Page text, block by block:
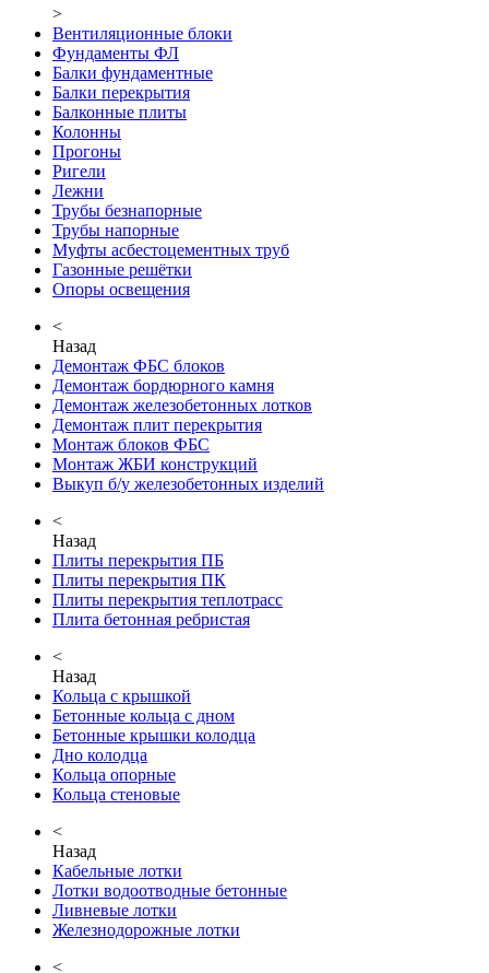
>
Вентиляционные блоки
Фундаменты ФЛ
Балки фундаментные
Балки перекрытия
Балконные плиты
Колонны
Прогоны
Ригели
Лежни
Трубы безнапорные
Трубы напорные
Муфты асбестоцементных труб
Газонные решётки
Опоры освещения
<
Назад
Демонтаж ФБС блоков
Демонтаж бордюрного камня
Демонтаж железобетонных лотков
Демонтаж плит перекрытия
Монтаж блоков ФБС
Монтаж ЖБИ конструкций
Выкуп б/у железобетонных изделий
<
Назад
Плиты перекрытия ПБ
Плиты перекрытия ПК
Плиты перекрытия теплотрасс
Плита бетонная ребристая
<
Назад
Кольца с крышкой
Бетонные кольца с дном
Бетонные крышки колодца
Дно колодца
Кольца опорные
Кольца стеновые
<
Назад
Кабельные лотки
Лотки водоотводные бетонные
Ливневые лотки
Железнодорожные лотки
<